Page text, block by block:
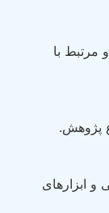
مرتبط با
پژوهش.
و ابزارهای